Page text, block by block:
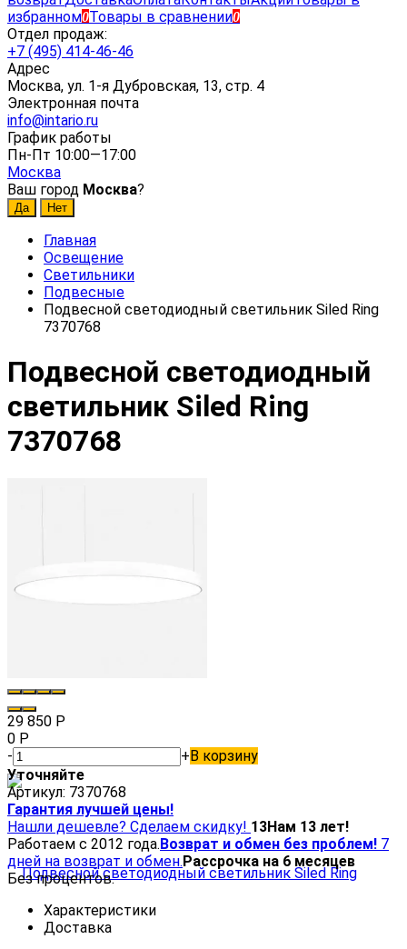
избранном0Товары в сравнении0
Отдел продаж:
+7 (495) 414-46-46
Адрес
Москва, ул. 1-я Дубровская, 13, стр. 4
Электронная почта
info@intario.ru
График работы
Пн-Пт 10:00—17:00
Москва
Ваш город Москва?
Главная
Освещение
Светильники
Подвесные
Подвесной светодиодный светильник Siled Ring
7370768
Подвесной светодиодный
светильник Siled Ring
7370768
29 850 Р
0 Р
-
+В корзину
Уточняйте
Артикул: 7370768
Гарантия лучшей цены!
Нашли дешевле? Сделаем скидку! 13Нам 13 лет!
Работаем с 2012 года.Возврат и обмен без проблем! 7
дней на возврат и обмен.Рассрочка на 6 месяцев
Без процентов.
Характеристики
Доставка